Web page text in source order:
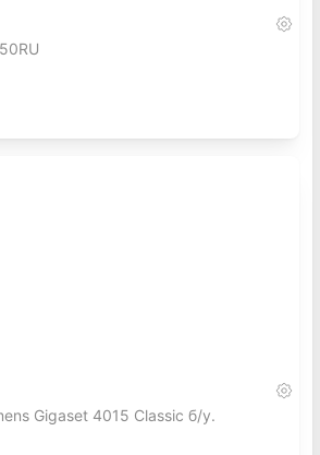
Gigaset 4015 Classic б/у.